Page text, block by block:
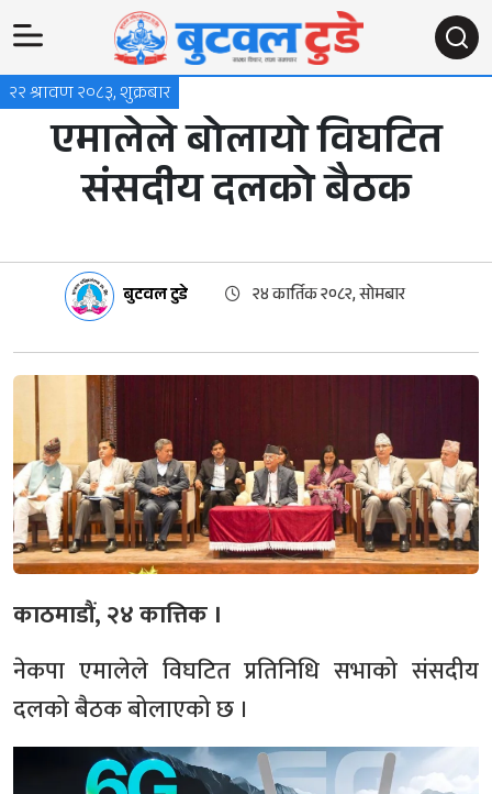
२२ श्रावण २०८३, शुक्रबार
एमालेले बोलायो विघटित
संसदीय दलको बैठक
बुटवल टुडे २४ कार्तिक २०८२, सोमबार
काठमाडौं, २४ कात्तिक ।
नेकपा एमालेले विघटित प्रतिनिधि सभाको संसदीय
दलको बैठक बोलाएको छ ।